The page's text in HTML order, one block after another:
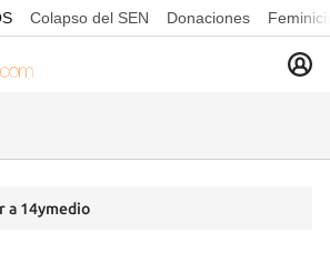
Colapso del SEN Donaciones
a 14ymedio